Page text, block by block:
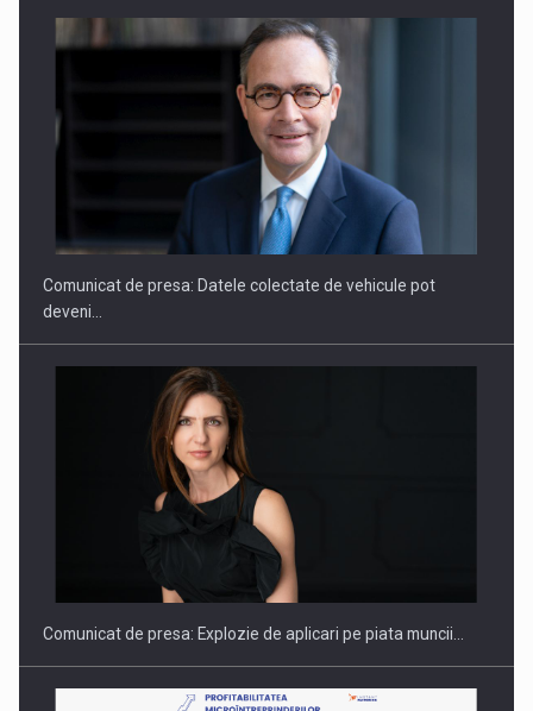
ROOTED IN ROMANIA, BUILT TO DELIVER TECHNOLOGY FOR
PUTTING ROMANIAN CORPORATE COMPANIES ON THE
INTERNATIONAL BUSINESS SCENE
Comunicat de presa: Datele colectate de vehicule pot
deveni…
Comunicat de presa: Explozie de aplicari pe piata muncii…